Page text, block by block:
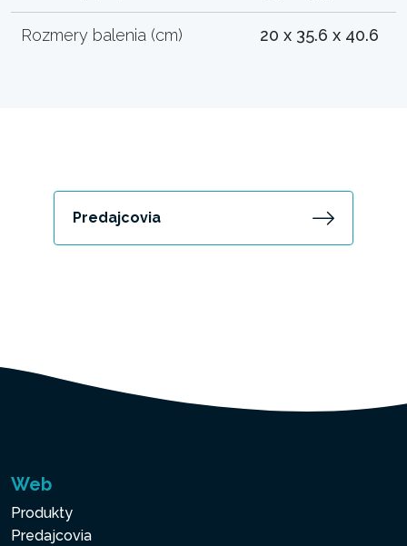
Rozmery balenia (cm) 20 x 35.6 x 40.6
Predajcovia
Web
Produkty
Predajcovia